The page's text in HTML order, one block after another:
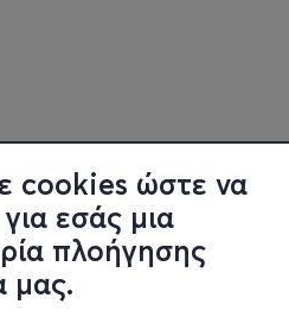
cookies ώστε να
εσάς μια
πλοήγησης
μας.